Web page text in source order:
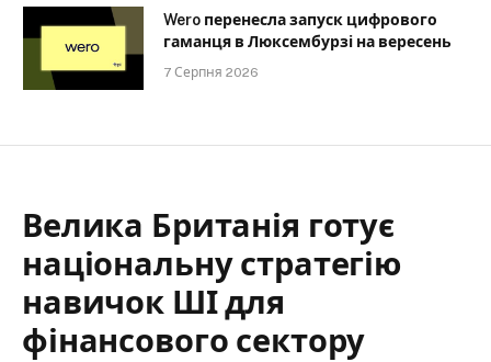
Wero перенесла запуск цифрового
гаманця в Люксембурзі на вересень
7 Серпня 2026
Велика Британія готує
національну стратегію
навичок ШІ для
фінансового сектору